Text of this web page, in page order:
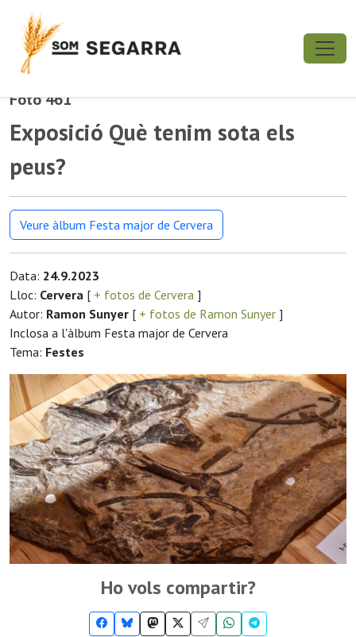
Foto 461
Exposició Què tenim sota els
peus?
Veure àlbum Festa major de Cervera
Data: 24.9.2023
Lloc: Cervera [ + fotos de Cervera ]
Autor: Ramon Sunyer [ + fotos de Ramon Sunyer ]
Inclosa a l'àlbum Festa major de Cervera
Tema: Festes
Ho vols compartir?